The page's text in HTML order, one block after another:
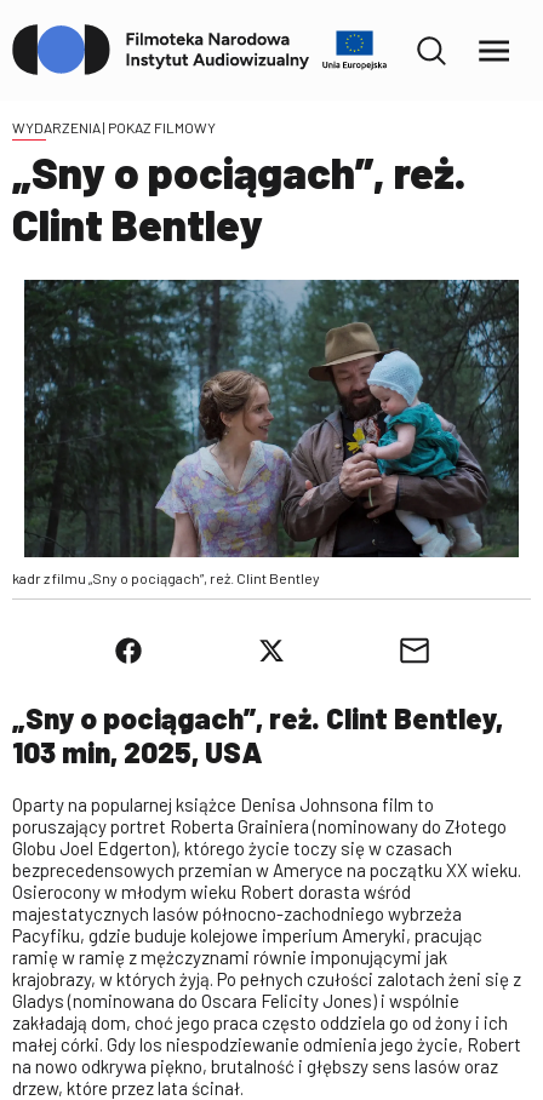
WYDARZENIA| POKAZ FILMOWY
„Sny o pociągach”, reż.
Clint Bentley
kadr z filmu „Sny o pociągach”, reż. Clint Bentley
„Sny o pociągach”, reż. Clint Bentley,
103 min, 2025, USA
Oparty na popularnej książce Denisa Johnsona film to
poruszający portret Roberta Grainiera (nominowany do Złotego
Globu Joel Edgerton), którego życie toczy się w czasach
bezprecedensowych przemian w Ameryce na początku XX wieku.
Osierocony w młodym wieku Robert dorasta wśród
majestatycznych lasów północno-zachodniego wybrzeża
Pacyfiku, gdzie buduje kolejowe imperium Ameryki, pracując
ramię w ramię z mężczyznami równie imponującymi jak
krajobrazy, w których żyją. Po pełnych czułości zalotach żeni się z
Gladys (nominowana do Oscara Felicity Jones) i wspólnie
zakładają dom, choć jego praca często oddziela go od żony i ich
małej córki. Gdy los niespodziewanie odmienia jego życie, Robert
na nowo odkrywa piękno, brutalność i głębszy sens lasów oraz
drzew, które przez lata ścinał.